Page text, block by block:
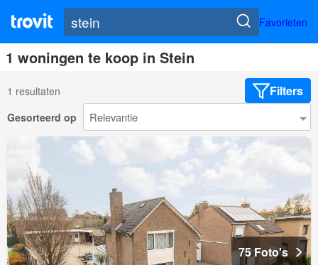
Favorieten
1 woningen te koop in Stein
1 resultaten Filters
Gesorteerd op
75 Foto's